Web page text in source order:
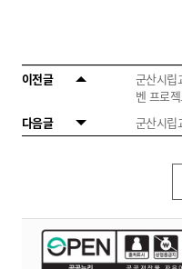
이전글
군산시립
벤 프로
다음글
군산시립